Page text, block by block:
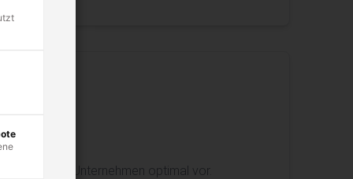
Sie Ihr Unternehmen optimal vor.